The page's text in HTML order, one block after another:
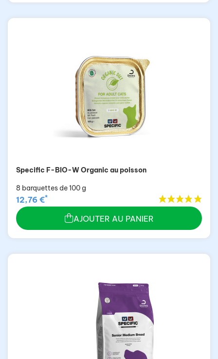
Specific F-BIO-W Organic au poisson
8 barquettes de 100 g
12,76 €*
AJOUTER AU PANIER